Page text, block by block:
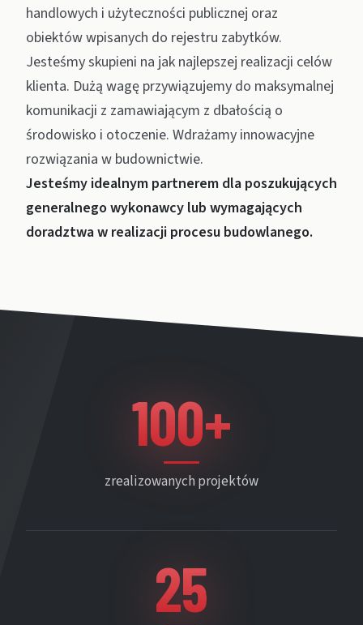
handlowych i użyteczności publicznej oraz
obiektów wpisanych do rejestru zabytków.
Jesteśmy skupieni na jak najlepszej realizacji celów
klienta. Dużą wagę przywiązujemy do maksymalnej
komunikacji z zamawiającym z dbałością o
środowisko i otoczenie. Wdrażamy innowacyjne
rozwiązania w budownictwie.
Jesteśmy idealnym partnerem dla poszukujących
generalnego wykonawcy lub wymagających
doradztwa w realizacji procesu budowlanego.
100+
zrealizowanych projektów
25